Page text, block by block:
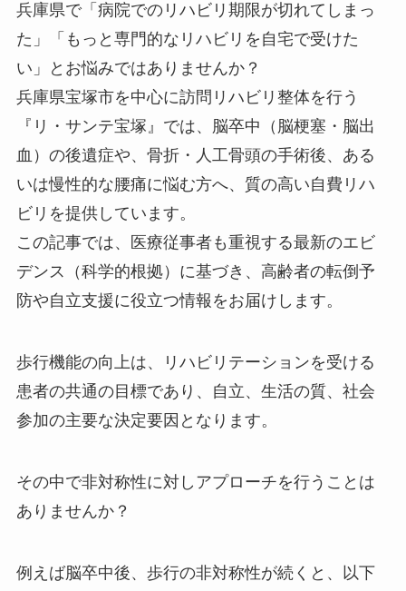
兵庫県で「病院でのリハビリ期限が切れてしまっ
た」「もっと専門的なリハビリを自宅で受けた
い」とお悩みではありませんか？
兵庫県宝塚市を中心に訪問リハビリ整体を行う
『リ・サンテ宝塚』では、脳卒中（脳梗塞・脳出
血）の後遺症や、骨折・人工骨頭の手術後、ある
いは慢性的な腰痛に悩む方へ、 質の高い自費リハ
ビリ を提供しています。
この記事では、医療従事者も重視する最新のエビ
デンス（科学的根拠）に基づき、高齢者の転倒予
防や自立支援に役立つ情報をお届けします。
歩行機能の向上は、リハビリテーションを受ける
患者の共通の目標であり、自立、生活の質、社会
参加の主要な決定要因となります。
その中で非対称性に対しアプローチを行うことは
ありませんか？
例えば脳卒中後、歩行の非対称性が続くと、以下